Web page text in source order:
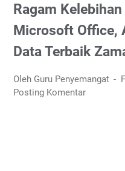
Ragam
Microsoft Office,
Data Terbaik
Oleh Guru Penyemangat
Posting Komentar